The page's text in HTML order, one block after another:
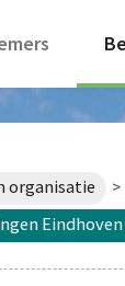
organisatie >
Eindhoven